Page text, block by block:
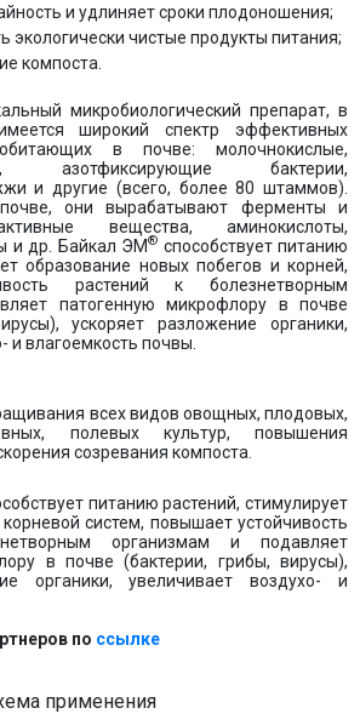
и удлиняет сроки плодоношения;
экологически чистые продукты питания;
компоста.
микробиологический препарат, в
широкий спектр эффективных
обитающих в почве: молочнокислые,
азотфиксирующие бактерии,
и другие (всего, более 80 штаммов).
они вырабатывают ферменты и
вещества, аминокислоты,
и др. Байкал ЭМ® способствует питанию
образование новых побегов и корней,
растений к болезнетворным
патогенную микрофлору в почве
ускоряет разложение органики,
и влагоемкость почвы.
всех видов овощных, плодовых,
полевых культур, повышения
созревания компоста.
питанию растений, стимулирует
систем, повышает устойчивость
организмам и подавляет
в почве (бактерии, грибы, вирусы),
органики, увеличивает воздухо- и
по ссылке
применения